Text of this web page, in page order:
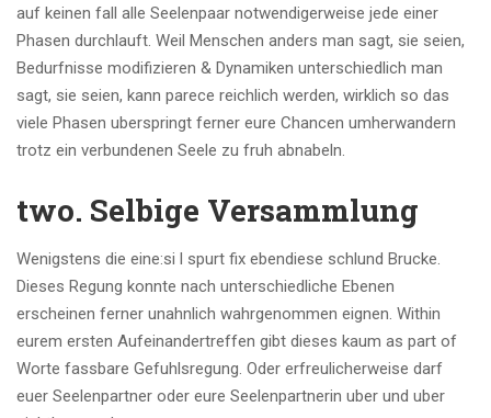
auf keinen fall alle Seelenpaar notwendigerweise jede einer
Phasen durchlauft. Weil Menschen anders man sagt, sie seien,
Bedurfnisse modifizieren & Dynamiken unterschiedlich man
sagt, sie seien, kann parece reichlich werden, wirklich so das
viele Phasen uberspringt ferner eure Chancen umherwandern
trotz ein verbundenen Seele zu fruh abnabeln.
two. Selbige Versammlung
Wenigstens die eine:si l spurt fix ebendiese schlund Brucke.
Dieses Regung konnte nach unterschiedliche Ebenen
erscheinen ferner unahnlich wahrgenommen eignen. Within
eurem ersten Aufeinandertreffen gibt dieses kaum as part of
Worte fassbare Gefuhlsregung. Oder erfreulicherweise darf
euer Seelenpartner oder eure Seelenpartnerin uber und uber